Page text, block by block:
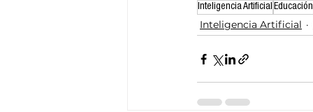
Inteligencia Artificial Educación
Inteligencia Artificial